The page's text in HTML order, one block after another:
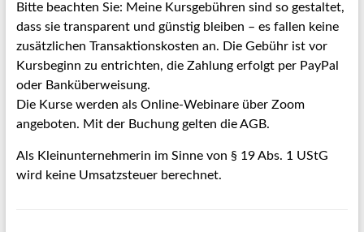
Bitte beachten Sie: Meine Kursgebühren sind so gestaltet,
dass sie transparent und günstig bleiben – es fallen keine
zusätzlichen Transaktionskosten an. Die Gebühr ist vor
Kursbeginn zu entrichten, die Zahlung erfolgt per PayPal
oder Banküberweisung.
Die Kurse werden als Online-Webinare über Zoom
angeboten. Mit der Buchung gelten die AGB.
Als Kleinunternehmerin im Sinne von § 19 Abs. 1 UStG
wird keine Umsatzsteuer berechnet.